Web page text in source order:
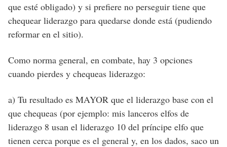
que esté obligado) y si prefiere no perseguir tiene que
chequear liderazgo para quedarse donde está (pudiendo
reformar en el sitio).
Como norma general, en combate, hay 3 opciones
cuando pierdes y chequeas liderazgo:
a) Tu resultado es MAYOR que el liderazgo base con el
que chequeas (por ejemplo: mis lanceros elfos de
liderazgo 8 usan el liderazgo 10 del príncipe elfo que
tienen cerca porque es el general y, en los dados, saco un